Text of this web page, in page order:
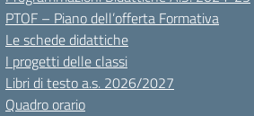
PTOF – Piano dell’offerta Formativa
Le schede didattiche
I progetti delle classi
Libri di testo a.s. 2026/2027
Quadro orario